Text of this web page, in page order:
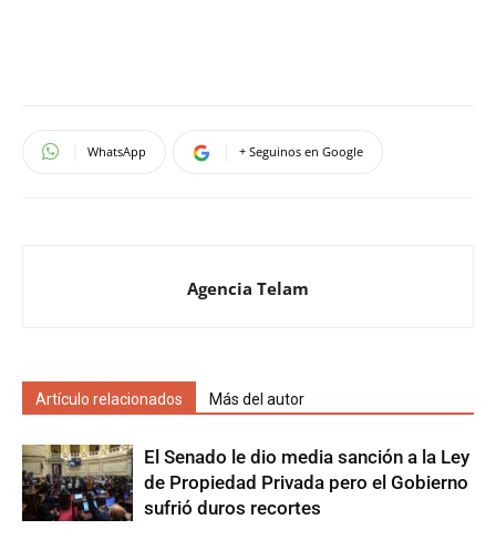
WhatsApp + Seguinos en Google
Agencia Telam
Artículo relacionados Más del autor
El Senado le dio media sanción a la Ley
de Propiedad Privada pero el Gobierno
sufrió duros recortes